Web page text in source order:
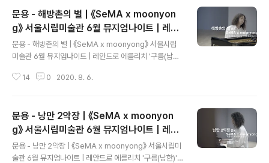
문용 - 해방촌의 별 | 《SeMA x moonyon
g》 서울시립미술관 6월 뮤지엄나이트 | 레안
드로 에를리치 '구름(남한)', '구름(북한)'
문용 - 해방촌의 별 | 《SeMA x moonyong》 서울시립
미술관 6월 뮤지엄나이트 | 레안드로 에를리치 '구름(남
nyong 레안드로 에를리치(Leandro Erlich)의 '구름(남
채널 구독하기: https://www.youtube.com/user/mo
onyong59/?sub_confirmation=1 애플 뮤직에서 문용
앨범 듣기: https://music.apple.com/kr/artist/moon
yong/1199085719 문용 LP/CD 구매하기: https://m
14 0 2020. 8. 6.
문용 - 낭만 2악장 | 《SeMA x moonyon
g》 서울시립미술관 6월 뮤지엄나이트 | 레안
드로 에를리치 '구름(남한)', '구름(북한)'
문용 - 낭만 2악장 | 《SeMA x moonyong》 서울시립미
술관 6월 뮤지엄나이트 | 레안드로 에를리치 '구름(남한)',